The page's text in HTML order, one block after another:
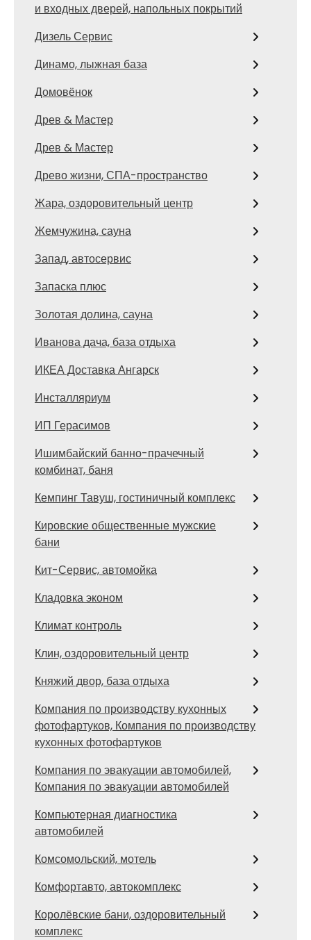
и входных дверей, напольных покрытий
Дизель Сервис
Динамо, лыжная база
Домовёнок
Древ & Мастер
Древ & Мастер
Древо жизни, СПА-пространство
Жара, оздоровительный центр
Жемчужина, сауна
Запад, автосервис
Запаска плюс
Золотая долина, сауна
Иванова дача, база отдыха
ИКЕА Доставка Ангарск
Инсталляриум
ИП Герасимов
Ишимбайский банно-прачечный
комбинат, баня
Кемпинг Тавуш, гостиничный комплекс
Кировские общественные мужские
бани
Кит-Сервис, автомойка
Кладовка эконом
Климат контроль
Клин, оздоровительный центр
Княжий двор, база отдыха
Компания по производству кухонных
фотофартуков, Компания по производству
кухонных фотофартуков
Компания по эвакуации автомобилей,
Компания по эвакуации автомобилей
Компьютерная диагностика
автомобилей
Комсомольский, мотель
Комфортавто, автокомплекс
Королёвские бани, оздоровительный
комплекс